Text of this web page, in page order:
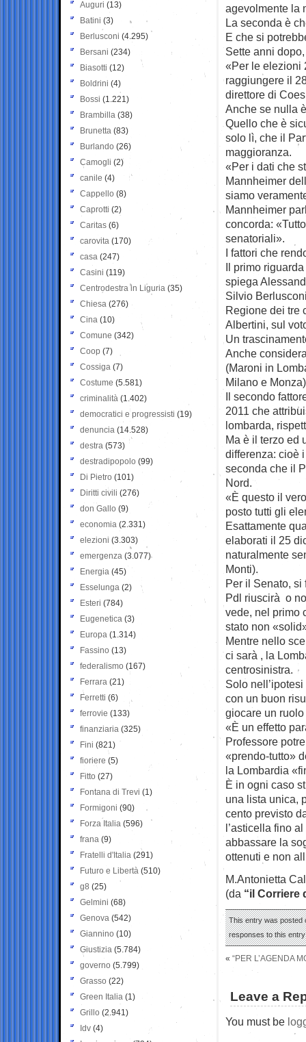
agevolmente la
La seconda è
E che si
Sette anni
«Per le elezioni
raggiungere il
direttore di
Anche se nulla
Quello che è
solo lì, che il
maggioranza.
«Per i dati che
Mannheimer
siamo
Mannheimer
concorda:
senatoriali».
I fattori che
Il primo
spiega
Silvio
Regione dei tre
Albertini, sul
Un
Anche
(Maroni in
Milano e
Il secondo
2011 che
lombarda,
Ma è il terzo ed
differenza: cioè
seconda che il
Nord.
«È questo il
posto tutti gli
Esattamente
elaborati il 25
naturalmente
Monti).
Per il Senato,
Pdl riuscirà o
vede, nel primo
stato non
Mentre nello
ci sarà , la
centrosinistra.
Solo
con un buon
giocare un
«È un effetto
Professore
«prendo-tutto»
la Lombardia
È in ogni caso
una lista unica,
cento previsto
l’asticella fino
abbassare la
ottenuti e non
M.Antonietta
(da “il Corriere
This entry was posted
responses to this
« “PER L’AGENDA
Leave a
You must be
Auguri (13)
Batini (3)
Berlusconi (4.295)
Bersani (234)
Biasotti (12)
Boldrini (4)
Bossi (1.221)
Brambilla (38)
Brunetta (83)
Burlando (26)
Camogli (2)
canile (4)
Cappello (8)
Caprotti (2)
Caritas (6)
carovita (170)
casa (247)
Casini (119)
Centrodestra in Liguria (35)
Chiesa (276)
Cina (10)
Comune (342)
Coop (7)
Cossiga (7)
Costume (5.581)
criminalità (1.402)
democratici e progressisti (19)
denuncia (14.528)
destra (573)
destradipopolo (99)
Di Pietro (101)
Diritti civili (276)
don Gallo (9)
economia (2.331)
elezioni (3.303)
emergenza (3.077)
Energia (45)
Esselunga (2)
Esteri (784)
Eugenetica (3)
Europa (1.314)
Fassino (13)
federalismo (167)
Ferrara (21)
Ferretti (6)
ferrovie (133)
finanziaria (325)
Fini (821)
fioriere (5)
Fitto (27)
Fontana di Trevi (1)
Formigoni (90)
Forza Italia (596)
frana (9)
Fratelli d'Italia (291)
Futuro e Libertà (510)
g8 (25)
Gelmini (68)
Genova (542)
Giannino (10)
Giustizia (5.784)
governo (5.799)
Grasso (22)
Green Italia (1)
Grillo (2.941)
Idv (4)